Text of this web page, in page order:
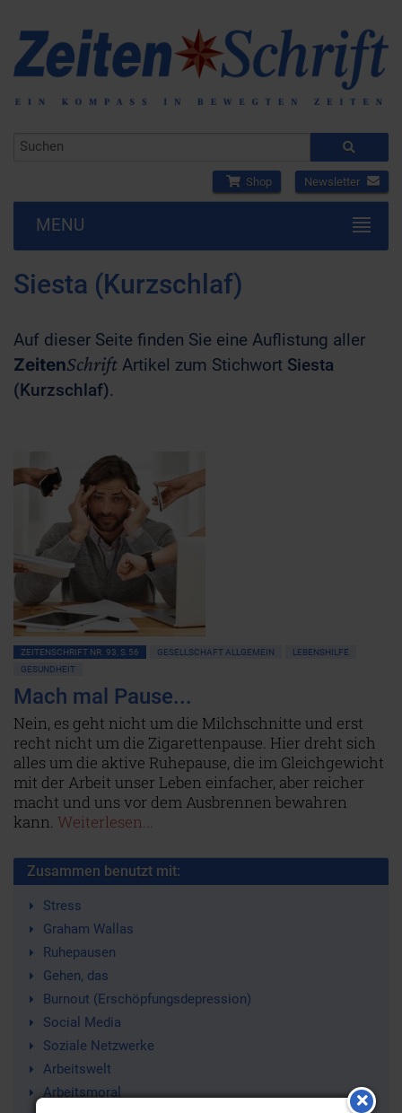
Shop Newsletter
MENU
Siesta (Kurzschlaf)
Auf dieser Seite finden Sie eine Auflistung aller
ZeitenSchrift Artikel zum Stichwort Siesta
(Kurzschlaf).
ZEITENSCHRIFT NR. 93, S.56 GESELLSCHAFT ALLGEMEIN
LEBENSHILFE
GESUNDHEIT
Mach mal Pause...
Nein, es geht nicht um die Milchschnitte und erst
recht nicht um die Zigarettenpause. Hier dreht sich
alles um die aktive Ruhepause, die im Gleichgewicht
mit der Arbeit unser Leben einfacher, aber reicher
macht und uns vor dem Ausbrennen bewahren
kann. Weiterlesen...
Zusammen benutzt mit:
Stress
Graham Wallas
Ruhepausen
Gehen, das
Burnout (Erschöpfungsdepression)
Social Media
Soziale Netzwerke
Arbeitswelt
Arbeitsmoral